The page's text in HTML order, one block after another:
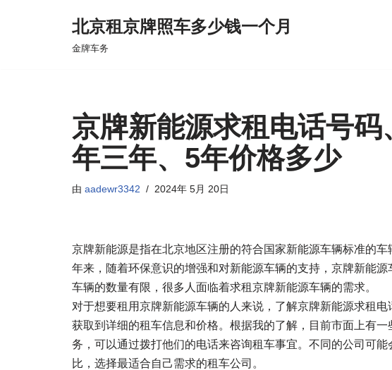
北京租京牌照车多少钱一个月
金牌车务
京牌新能源求租电话号
年三年、5年价格多少
由 aadewr3342 2024年 5月 20日
京牌新能源是指在北京地区注册的符合国家新能源车辆标准的
年来，随着环保意识的增强和对新能源车辆的支持，京牌新能
车辆的数量有限，很多人面临着求租京牌新能源车辆的需求。
对于想要租用京牌新能源车辆的人来说，了解京牌新能源求租
获取到详细的租车信息和价格。根据我的了解，目前市面上有
务，可以通过拨打他们的电话来咨询租车事宜。不同的公司可
比，选择最适合自己需求的租车公司。